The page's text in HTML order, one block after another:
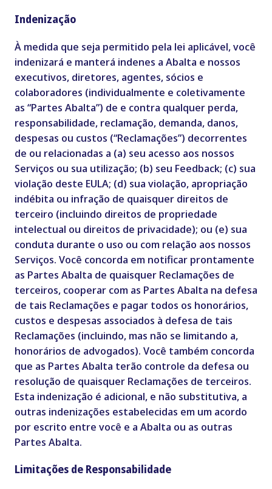
Indenização
À medida que seja permitido pela lei aplicável, você
indenizará e manterá indenes a Abalta e nossos
executivos, diretores, agentes, sócios e
colaboradores (individualmente e coletivamente
as “Partes Abalta”) de e contra qualquer perda,
responsabilidade, reclamação, demanda, danos,
despesas ou custos (“Reclamações”) decorrentes
de ou relacionadas a (a) seu acesso aos nossos
Serviços ou sua utilização; (b) seu Feedback; (c) sua
violação deste EULA; (d) sua violação, apropriação
indébita ou infração de quaisquer direitos de
terceiro (incluindo direitos de propriedade
intelectual ou direitos de privacidade); ou (e) sua
conduta durante o uso ou com relação aos nossos
Serviços. Você concorda em notificar prontamente
as Partes Abalta de quaisquer Reclamações de
terceiros, cooperar com as Partes Abalta na defesa
de tais Reclamações e pagar todos os honorários,
custos e despesas associados à defesa de tais
Reclamações (incluindo, mas não se limitando a,
honorários de advogados). Você também concorda
que as Partes Abalta terão controle da defesa ou
resolução de quaisquer Reclamações de terceiros.
Esta indenização é adicional, e não substitutiva, a
outras indenizações estabelecidas em um acordo
por escrito entre você e a Abalta ou as outras
Partes Abalta.
Limitações de Responsabilidade